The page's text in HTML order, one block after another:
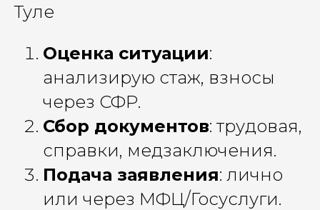
Туле
Оценка ситуации:
анализирую стаж, взносы
через СФР.
Сбор документов: трудовая,
справки, медзаключения.
Подача заявления: лично
или через МФЦ/Госуслуги.